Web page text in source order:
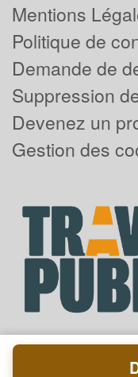
Mentions
Politique de
Demande de
Suppression
Devenez un
Gestion des